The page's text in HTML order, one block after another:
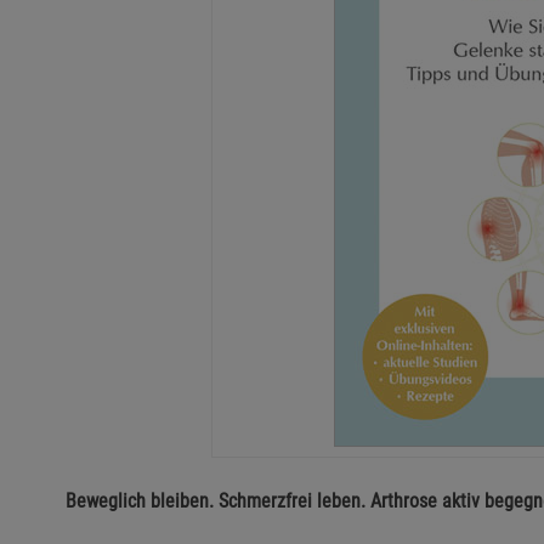
Beweglich bleiben. Schmerzfrei leben. Arthrose aktiv